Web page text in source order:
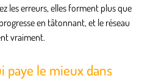
les erreurs, elles forment plus que
en tâtonnant, et le réseau
vraiment.
paye le mieux dans